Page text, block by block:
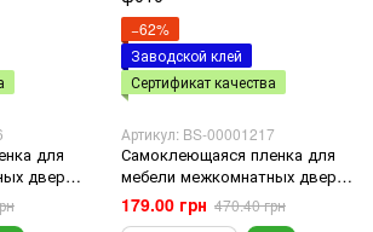
для
дверей
00001216
−62%
Заводской клей
Сертификат качества
Артикул: BS-00001217
Самоклеющаяся пленка для
мебели межкомнатных дверей
декора интерьера сапфировая
0,45х10м SW-00001217
179.00 грн 470.40 грн